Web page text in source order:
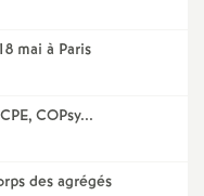
mai à Paris
COPsy...
des agrégés